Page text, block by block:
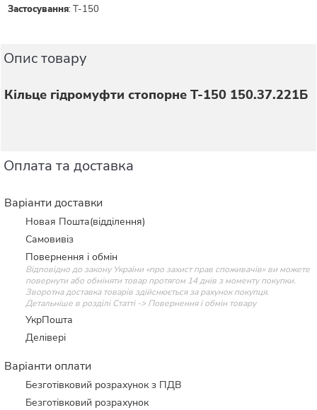
Застосування:Т-150
Опис товару
Кільце гідромуфти стопорне Т-150 150.37.221Б
Оплата та доставка
Варіанти доставки
Новая Пошта(відділення)
Самовивіз
Повернення і обмін
Відповідно до закону України «про захист прав споживачів» ви можете
повернути або обміняти товар протягом 14 днів з моменту покупки.
Зворотна доставка товарів здійснюється за рахунок покупця.
Детальніше в розділі Статті -> Повернення і обмін товару
УкрПошта
Делівері
Варіанти оплати
Безготівковий розрахунок з ПДВ
Безготівковий розрахунок